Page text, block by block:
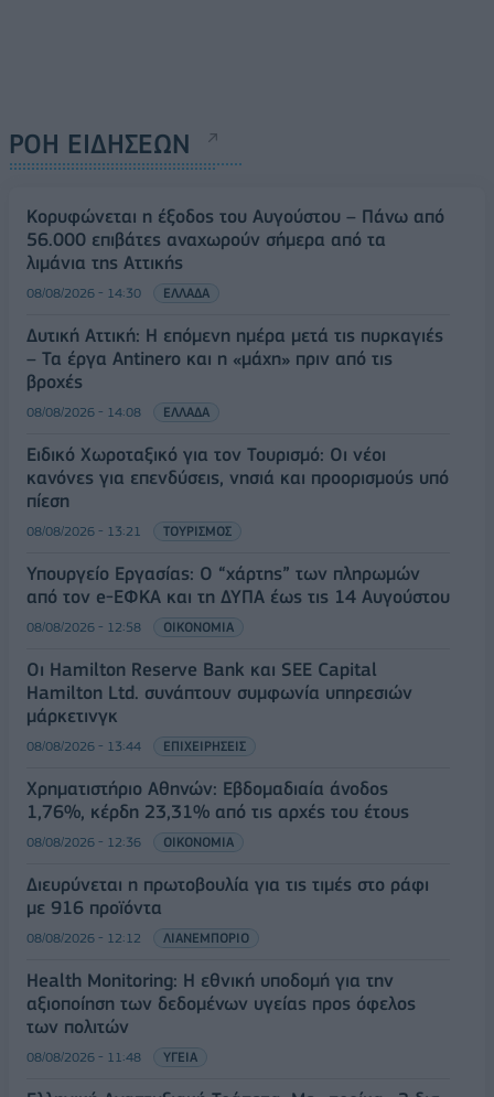
ΡΟΗ ΕΙΔΗΣΕΩΝ
Κορυφώνεται η έξοδος του Αυγούστου – Πάνω από
56.000 επιβάτες αναχωρούν σήμερα από τα
λιμάνια της Αττικής
08/08/2026 - 14:30 ΕΛΛΑΔΑ
Δυτική Αττική: Η επόμενη ημέρα μετά τις πυρκαγιές
– Τα έργα Antinero και η «μάχη» πριν από τις
βροχές
08/08/2026 - 14:08 ΕΛΛΑΔΑ
Ειδικό Χωροταξικό για τον Τουρισμό: Οι νέοι
κανόνες για επενδύσεις, νησιά και προορισμούς υπό
πίεση
08/08/2026 - 13:21 ΤΟΥΡΙΣΜΟΣ
Υπουργείο Εργασίας: Ο “χάρτης” των πληρωμών
από τον e-ΕΦΚΑ και τη ΔΥΠΑ έως τις 14 Αυγούστου
08/08/2026 - 12:58 ΟΙΚΟΝΟΜΙΑ
Οι Hamilton Reserve Bank και SEE Capital
Hamilton Ltd. συνάπτουν συμφωνία υπηρεσιών
μάρκετινγκ
08/08/2026 - 13:44 ΕΠΙΧΕΙΡΗΣΕΙΣ
Χρηματιστήριο Αθηνών: Εβδομαδιαία άνοδος
1,76%, κέρδη 23,31% από τις αρχές του έτους
08/08/2026 - 12:36 ΟΙΚΟΝΟΜΙΑ
Διευρύνεται η πρωτοβουλία για τις τιμές στο ράφι
με 916 προϊόντα
08/08/2026 - 12:12 ΛΙΑΝΕΜΠΟΡΙΟ
Health Monitoring: Η εθνική υποδομή για την
αξιοποίηση των δεδομένων υγείας προς όφελος
των πολιτών
08/08/2026 - 11:48 ΥΓΕΙΑ